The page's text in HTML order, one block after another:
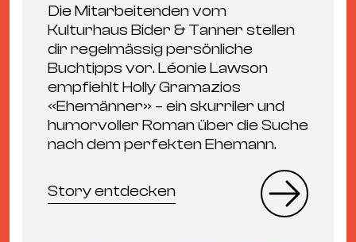
Die Mitarbeitenden vom
Kulturhaus Bider & Tanner stellen
dir regelmässig persönliche
Buchtipps vor. Léonie Lawson
empfiehlt Holly Gramazios
«Ehemänner» – ein skurriler und
humorvoller Roman über die Suche
nach dem perfekten Ehemann.
Story entdecken